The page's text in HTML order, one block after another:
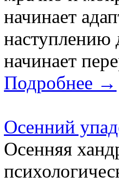
начинает
наступлению
начинает
Подробнее →
Осенний
Осенняя